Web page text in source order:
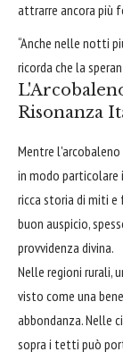
attrarre ancora più
“Anche nelle notti
ricorda che la
Risonanza
Mentre
in modo particolare
ricca storia di miti e
buon auspicio,
provvidenza divina.
Nelle regioni rurali,
visto come una
abbondanza. Nelle
sopra i tetti può